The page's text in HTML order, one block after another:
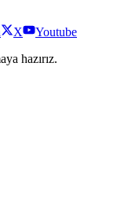
X
Youtube
hazırız.